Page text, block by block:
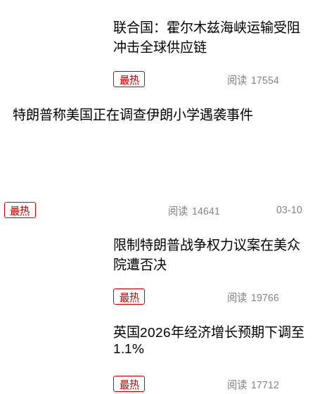
联合国：霍尔木兹海峡运输受阻
冲击全球供应链
最热 阅读 17554
特朗普称美国正在调查伊朗小学遇袭事件
最热 阅读 14641 03-10
限制特朗普战争权力议案在美众
院遭否决
最热 阅读 19766
英国2026年经济增长预期下调至
1.1%
最热 阅读 17712